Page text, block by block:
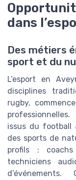
dans
Des métiers
sport et du
L’esport en
disciplines
rugby,
issus du football
des sports de
profils : coachs
techniciens